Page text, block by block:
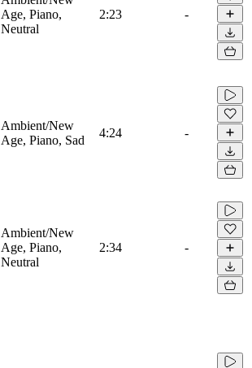
Age, Piano,
Neutral
2:23 -
Ambient/New
Age, Piano, Sad
4:24 -
Ambient/New
Age, Piano,
Neutral
2:34 -